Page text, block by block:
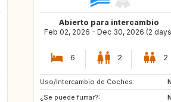
Abierto para intercambio
Feb 02, 2026 - Dec 30, 2026 (2
6 2 2
Uso/Intercambio de Coches:
¿Se puede fumar?:
DE